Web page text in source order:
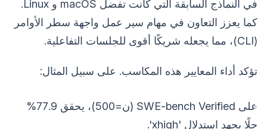
في النماذج السابقة التي كانت تفضل macOS و Linux.
كما يعزز التعاون في مهام سير عمل واجهة سطر الأوامر
(CLI)، مما يجعله شريكًا أقوى للجلسات التفاعلية.
تؤكد أداء المعايير هذه المكاسب. على سبيل المثال:
على SWE-bench Verified (ن=500)، يحقق 77.9%
حلًا بجهد استدلال 'xhigh'.